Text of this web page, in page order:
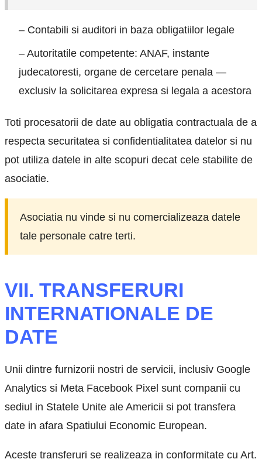
– Contabili si auditori in baza obligatiilor legale
– Autoritatile competente: ANAF, instante
judecatoresti, organe de cercetare penala —
exclusiv la solicitarea expresa si legala a acestora
Toti procesatorii de date au obligatia contractuala de a
respecta securitatea si confidentialitatea datelor si nu
pot utiliza datele in alte scopuri decat cele stabilite de
asociatie.
Asociatia nu vinde si nu comercializeaza datele
tale personale catre terti.
VII. TRANSFERURI
INTERNATIONALE DE
DATE
Unii dintre furnizorii nostri de servicii, inclusiv Google
Analytics si Meta Facebook Pixel sunt companii cu
sediul in Statele Unite ale Americii si pot transfera
date in afara Spatiului Economic European.
Aceste transferuri se realizeaza in conformitate cu Art.